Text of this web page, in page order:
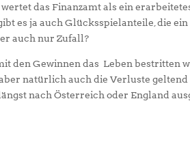
das Finanzamt als ein
es ja auch Glücksspielanteile, die ein
auch nur Zufall?
den Gewinnen das Leben bestritten
natürlich auch die Verluste geltend
nach Österreich oder England